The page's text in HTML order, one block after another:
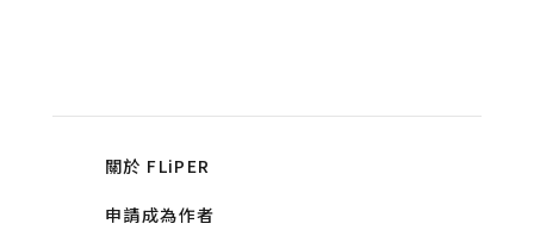
關於 FLiPER
申請成為作者